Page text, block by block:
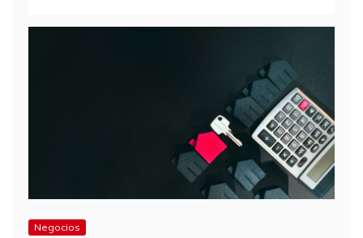
Negocios